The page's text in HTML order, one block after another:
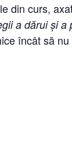
din curs,
a dărui și a
încât să